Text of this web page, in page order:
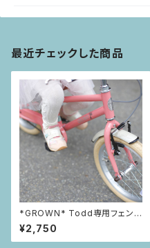
最近チェックした商品
*GROWN* Todd専用フェンダ
ー
¥2,750